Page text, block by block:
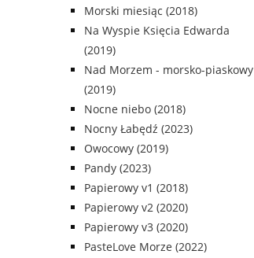
Morski miesiąc (2018)
Na Wyspie Księcia Edwarda
(2019)
Nad Morzem - morsko-piaskowy
(2019)
Nocne niebo (2018)
Nocny Łabędź (2023)
Owocowy (2019)
Pandy (2023)
Papierowy v1 (2018)
Papierowy v2 (2020)
Papierowy v3 (2020)
PasteLove Morze (2022)